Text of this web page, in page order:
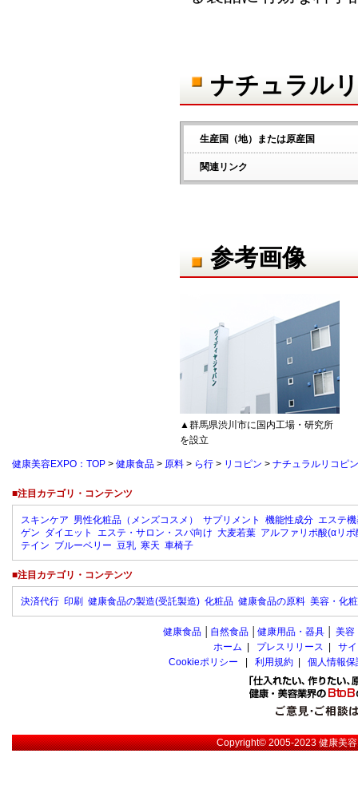
ナチュラル
生産国（地）または原産国
関連リンク
参考画像
▲群馬県渋川市に国内工場・研究所
を設立
健康美容EXPO：TOP > 健康食品 > 原料 > ら行 > リコピン > ナチュラルリコピン
■注目カテゴリ・コンテンツ
スキンケア 男性化粧品（メンズコスメ） サプリメント 機能性成分 エステ
ゲン ダイエット エステ・サロン・スパ向け 大麦若葉 アルファリポ酸(αリポ
テイン ブルーベリー 豆乳 寒天 車椅子
■注目カテゴリ・コンテンツ
決済代行 印刷 健康食品の製造(受託製造) 化粧品 健康食品の原料 美容・化
健康食品 自然食品 健康用品・器具 美容
ホーム
プレスリリース
サ
Cookieポリシー
利用規約 個人情報
Copyright© 2005-2023健康美